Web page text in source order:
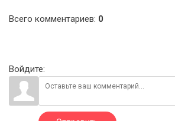
Всего комментариев: 0
Войдите: